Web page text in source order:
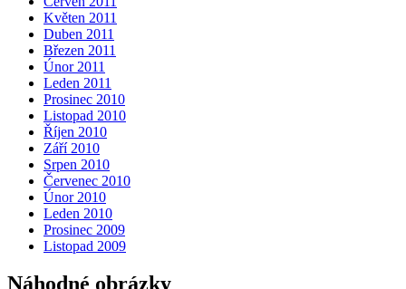
Květen 2011
Duben 2011
Březen 2011
Únor 2011
Leden 2011
Prosinec 2010
Listopad 2010
Říjen 2010
Září 2010
Srpen 2010
Červenec 2010
Únor 2010
Leden 2010
Prosinec 2009
Listopad 2009
Náhodné obrázky